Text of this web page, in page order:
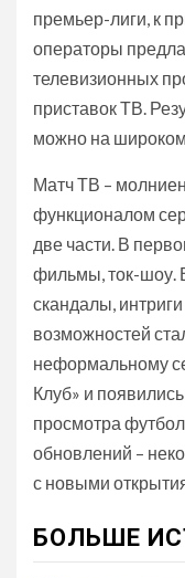
премьер-лиги, к
операторы
телевизионных
приставок ТВ.
можно на
Матч ТВ –
функционалом
две части. В
фильмы, ток-шоу.
скандалы,
возможностей
неформальному
Клуб» и
просмотра
обновлений –
с новыми
БОЛЬШЕ